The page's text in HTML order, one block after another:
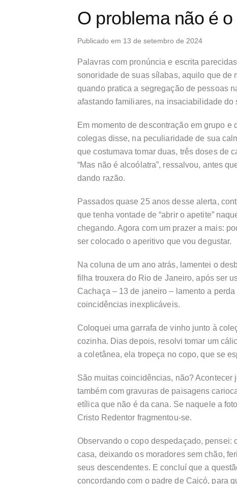
O problema não é
Publicado em 13 de setembro de 2024
Palavras com pronúncia e escrita
sonoridade de suas sílabas, aquilo que de
quando pratica a segregação de pessoas
afastando familiares, na insaciabilidade
Em momento de descontração em grupo
colegas disse, na peculiaridade de sua
que costumava tomar duas, três doses de
“Mas não é alcoólatra”, ressalvou, antes
dando razão.
Passados quase 25 anos desse alerta,
que tenha vontade de “abrir o apetite”
chegando. Agora com um prazer a mais:
ser colocado o aperitivo que vou degustar.
Na coluna de um ano atrás, lamentei o
filha trouxera do Rio de Janeiro, após ser
Cachaça – 13 de janeiro – lamento a
coincidências inexplicáveis.
Coloquei uma garrafa de vinho junto à
cozinha. Dias depois, resolvi tomar um
a coletânea, ela tropeça no copo, que se
São muitas coincidências, não?
também com gravuras de paisagens
etílica que não é da cana. Se naquele a
Cristo Redentor fragmentou-se.
Observando o copo despedaçado, pensei:
casa, deixando os moradores sem chão,
seus descendentes. E concluí que a
concordando com o padre de Caicó, para